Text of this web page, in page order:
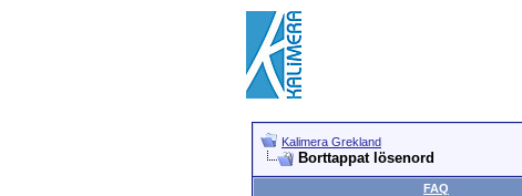
Kalimera Grekland
Borttappat lösenord
FAQ